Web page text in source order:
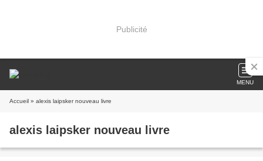
Publicité
MENU
Accueil » alexis laipsker nouveau livre
alexis laipsker nouveau livre